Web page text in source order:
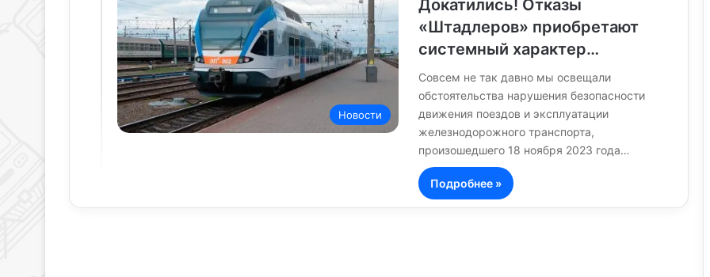
Новости
Докатились! Отказы
«Штадлеров» приобретают
системный характер…
Совсем не так давно мы освещали
обстоятельства нарушения безопасности
движения поездов и эксплуатации
железнодорожного транспорта,
произошедшего 18 ноября 2023 года…
Подробнее »